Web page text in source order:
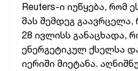
Reuters-ი იუწყება, რომ
მას შემდეგ
28 ივლისს განაცხადა,
ენერგეტიკულ ქსელსა
იერიში მიეტანა.